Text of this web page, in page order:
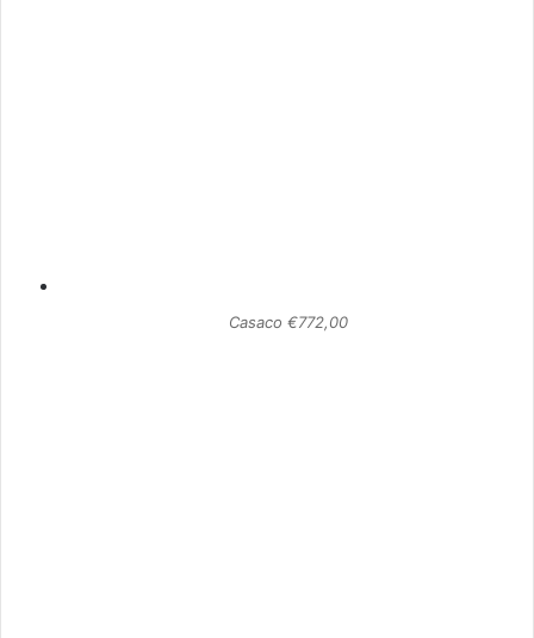
Casaco €772,00